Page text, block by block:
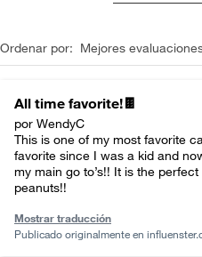
Ordenar por: Mejores
All time favorite!🍫
por WendyC
This is one of my most favorite
favorite since I was a kid and
my main go to’s!! It is the
peanuts!!
Mostrar traducción
Publicado originalmente en